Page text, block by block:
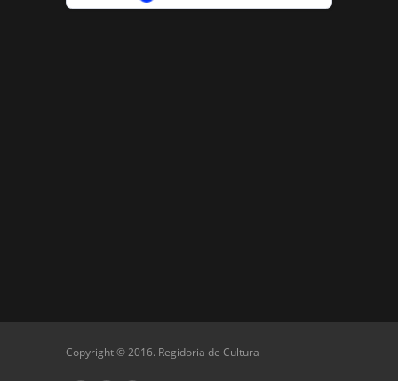
Copyright © 2016. Regidoria de Cultura